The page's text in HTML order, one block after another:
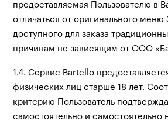
предоставляемая Пользователю в
отличаться от оригинального меню
доступного для заказа
причинам не зависящим от ООО
1.4. Сервис Bartello
физических лиц старше 18 лет.
критерию Пользователь
самостоятельно и самостоятельно